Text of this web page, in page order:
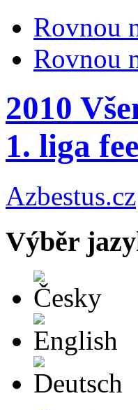
Rovnou
Rovnou
2010
1. liga
Azbestus.cz
Výběr